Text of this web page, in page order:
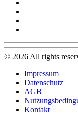
© 2026 All rights
Impressum
Datenschutz
AGB
Kontakt